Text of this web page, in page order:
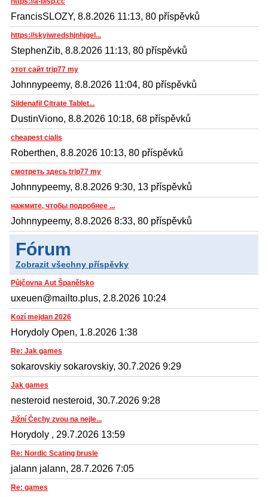
FrancisSLOZY, 8.8.2026 11:13, 80 příspěvků
https://skyiwredshjnhjgel...
StephenZib, 8.8.2026 11:13, 80 příspěvků
этот сайт trip77 my
Johnnypeemy, 8.8.2026 11:04, 80 příspěvků
Sildenafil Citrate Tablet...
DustinViono, 8.8.2026 10:18, 68 příspěvků
cheapest cialis
Roberthen, 8.8.2026 10:13, 80 příspěvků
смотреть здесь trip77 my
Johnnypeemy, 8.8.2026 9:30, 13 příspěvků
нажмите, чтобы подробнее ...
Johnnypeemy, 8.8.2026 8:33, 80 příspěvků
Fórum
Zobrazit všechny příspěvky
Půjčovna Aut Španělsko
uxeuen@mailto.plus, 2.8.2026 10:24
Kozí mejdan 2026
Horydoly Open, 1.8.2026 1:38
Re: Jak games
sokarovskiy sokarovskiy, 30.7.2026 9:29
Jak games
nesteroid nesteroid, 30.7.2026 9:28
Jižní Čechy zvou na nejle...
Horydoly , 29.7.2026 13:59
Re: Nordic Scating brusle
jalann jalann, 28.7.2026 7:05
Re: games